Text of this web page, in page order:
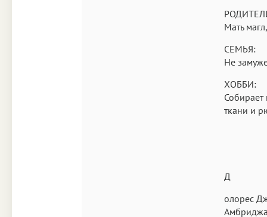
Мать
СЕМЬЯ:
Не
ХОББИ:
Собирает
ткани и
Д
олорес